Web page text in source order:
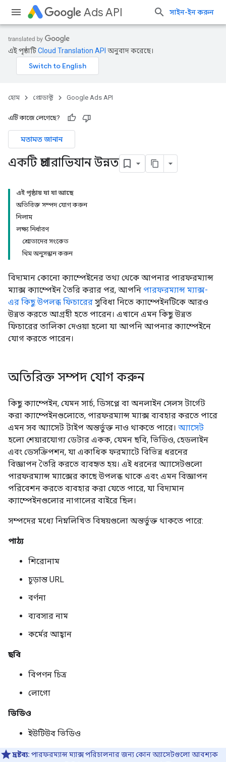
Ads API সাইন-ইন করুন
এই পৃষ্ঠাটিCloud Translation API অনুবাদ করেছে।
হোম প্রোডাক্ট Google Ads API
এটি কাজে লেগেছে?
মতামত জানান
একটি প্রচারাভিযান উন্নত
এই পৃষ্ঠায় যা যা আছে
অতিরিক্ত সম্পদ যোগ করুন
নিলাম
লক্ষ্য নির্ধারণ
শ্রোতাদের সংকেত
থিম অনুসন্ধান করুন
বিদ্যমান কোনো ক্যাম্পেইনের তথ্য থেকে আপনার পারফরম্যান্স
ম্যাক্স ক্যাম্পেইন তৈরি করার পর, আপনি পারফরম্যান্স ম্যাক্স-
এর কিছু উপলব্ধ ফিচারের সুবিধা নিতে ক্যাম্পেইনটিকে আরও
উন্নত করতে আগ্রহী হতে পারেন। এখানে এমন কিছু উন্নত
ফিচারের তালিকা দেওয়া হলো যা আপনি আপনার ক্যাম্পেইনে
যোগ করতে পারেন।
অতিরিক্ত সম্পদ যোগ করুন
কিছু ক্যাম্পেইন, যেমন সার্চ, ডিসপ্লে বা অনলাইন সেলস টার্গেট
করা ক্যাম্পেইনগুলোতে, পারফরম্যান্স ম্যাক্স ব্যবহার করতে পারে
এমন সব অ্যাসেট টাইপ অন্তর্ভুক্ত নাও থাকতে পারে। অ্যাসেট
হলো শেয়ারযোগ্য ডেটার একক, যেমন ছবি, ভিডিও, হেডলাইন
এবং ডেসক্রিপশন, যা একাধিক ফরম্যাটে বিভিন্ন ধরনের
বিজ্ঞাপন তৈরি করতে ব্যবহৃত হয়। এই ধরনের অ্যাসেটগুলো
পারফরম্যান্স ম্যাক্সের কাছে উপলব্ধ থাকে এবং এমন বিজ্ঞাপন
পরিবেশন করতে ব্যবহার করা যেতে পারে, যা বিদ্যমান
ক্যাম্পেইনগুলোর নাগালের বাইরে ছিল।
সম্পদের মধ্যে নিম্নলিখিত বিষয়গুলো অন্তর্ভুক্ত থাকতে পারে:
পাঠ্য
শিরোনাম
চূড়ান্ত URL
বর্ণনা
ব্যবসার নাম
কর্মের আহ্বান
ছবি
বিপণন চিত্র
লোগো
ভিডিও
ইউটিউব ভিডিও
দ্রষ্টব্য: পারফরম্যান্স ম্যাক্স পরিচালনার জন্য কোন অ্যাসেটগুলো আবশ্যক